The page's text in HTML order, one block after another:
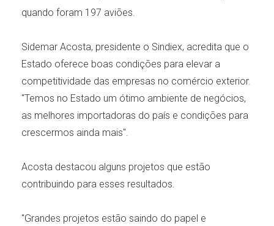
quando foram 197 aviões.
Sidemar Acosta, presidente o Sindiex, acredita que o
Estado oferece boas condições para elevar a
competitividade das empresas no comércio exterior.
"Temos no Estado um ótimo ambiente de negócios,
as melhores importadoras do país e condições para
crescermos ainda mais".
Acosta destacou alguns projetos que estão
contribuindo para esses resultados.
"Grandes projetos estão saindo do papel e